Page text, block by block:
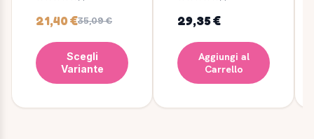
21,40 €35,09 €
Scegli
Variante
29,35 €
Aggiungi al
Carrello